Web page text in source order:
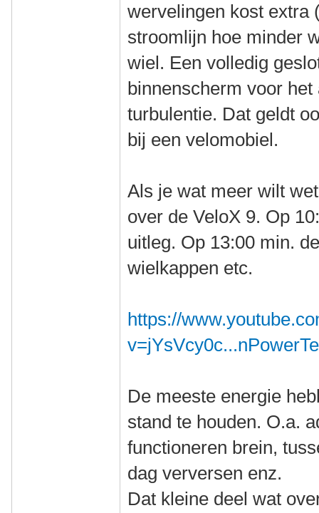
wervelingen kost extra
stroomlijn hoe minder
wiel. Een volledig
binnenscherm voor
turbulentie. Dat geldt
bij een velomobiel.
Als je wat meer wilt
over de VeloX 9. Op
uitleg. Op 13:00 min.
wielkappen etc.
https://
De meeste energie
stand te houden. O.a.
functioneren brein,
dag verversen enz.
Dat kleine deel wat